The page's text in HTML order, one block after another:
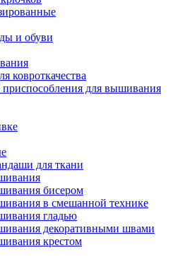
и обуви
ковроткачества
для вышивания
для ткани
бисером
в смешанной технике
гладью
декоративными швами
крестом